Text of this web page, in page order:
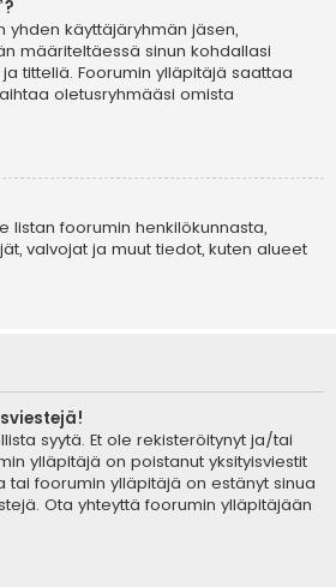
yhden käyttäjäryhmän jäsen,
määriteltäessä sinun kohdallasi
titteliä. Foorumin ylläpitäjä saattaa
oletusryhmääsi omista
listan foorumin henkilökunnasta,
valvojat ja muut tiedot, kuten alueet
syytä. Et ole rekisteröitynyt ja/tai
ylläpitäjä on poistanut yksityisviestit
tai foorumin ylläpitäjä on estänyt sinua
Ota yhteyttä foorumin ylläpitäjään